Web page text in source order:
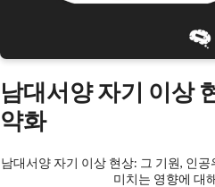
남대서양 자기 이상
약화
남대서양 자기 이상 현상: 그 기원, 인
미치는 영향에 대